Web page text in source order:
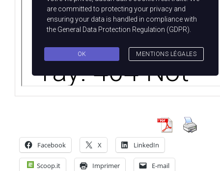
Facebook X LinkedIn
Scoop.it Imprimer E-mail